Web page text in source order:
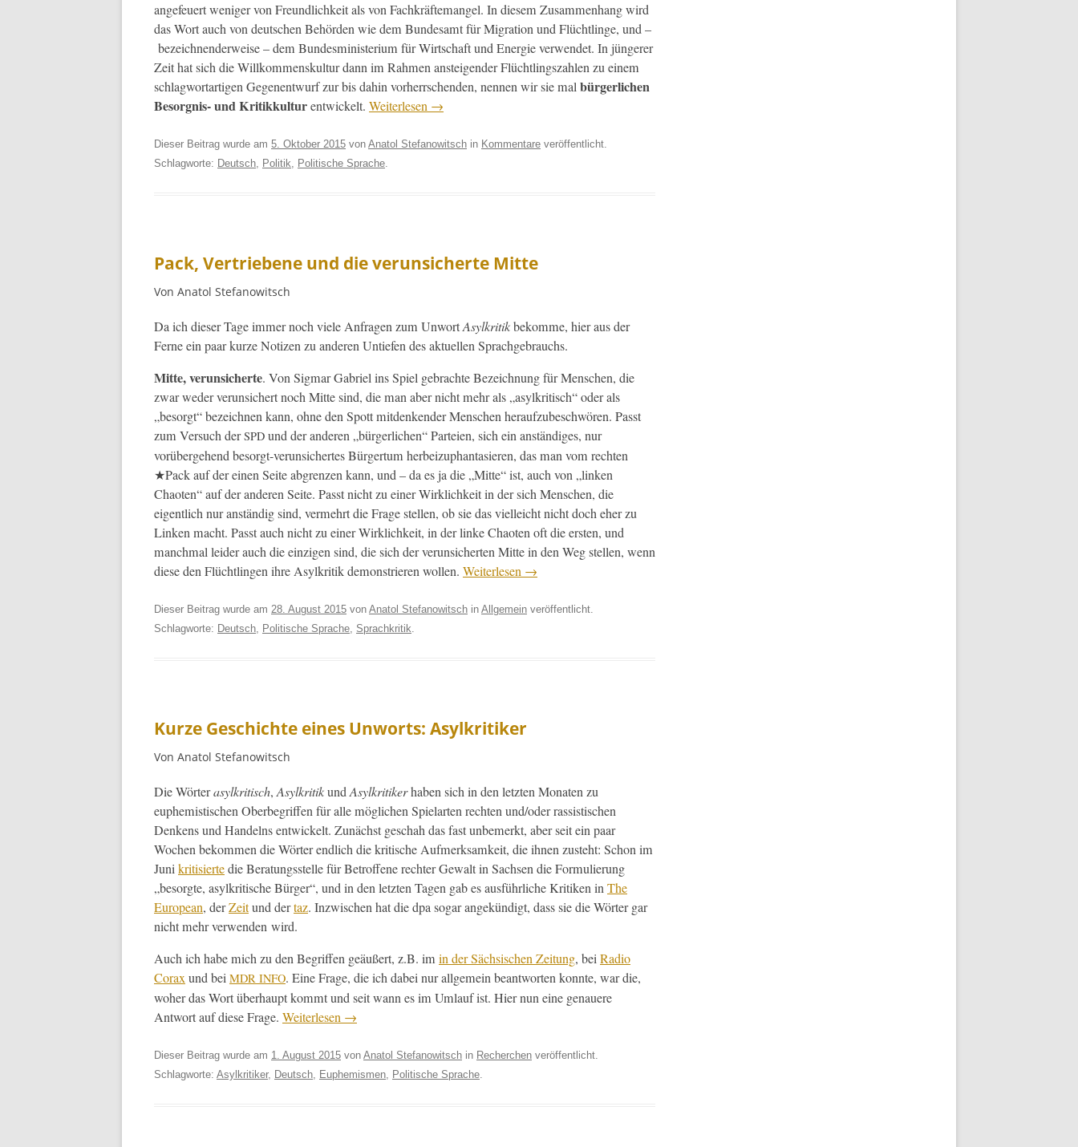
ange­feuert weniger von Fre­undlichkeit als von Fachkräfte­man­gel. In diesem Zusam­men­hang wird
das Wort auch von deutschen Behör­den wie dem Bun­de­samt für Migra­tion und Flüchtlinge, und –
beze­ich­nen­der­weise – dem Bun­desmin­is­teri­um für Wirtschaft und Energie ver­wen­det. In jün­ger­er
Zeit hat sich die Willkom­men­skul­tur dann im Rah­men ansteigen­der Flüchtlingszahlen zu einem
schlag­wor­tar­ti­gen Gege­nen­twurf zur bis dahin vorherrschen­den, nen­nen wir sie malbürg­er­lichen
Besorg­nis- und Kri­tikkul­turentwick­elt. Weit­er­lesen →
Dieser Beitrag wurde am 5. Oktober 2015 von Anatol Stefanowitsch in Kommentare veröffentlicht.
Schlagworte: Deutsch, Politik, Politische Sprache.
Pack, Vertriebene und die verunsicherte Mitte
Von Anatol Stefanowitsch
Da ich dieser Tage immer noch viele Anfra­gen zum UnwortAsylkri­tikbekomme, hier aus der
Ferne ein paar kurze Noti­zen zu anderen Untiefen des aktuellen Sprachgebrauchs.
Mitte, verun­sicherte. Von Sig­mar Gabriel ins Spiel gebrachte Beze­ich­nung für Men­schen, die
zwar wed­er verun­sichert noch Mitte sind, die man aber nicht mehr als „asylkri­tisch“ oder als
„besorgt“ beze­ich­nen kann, ohne den Spott mit­denk­ender Men­schen her­aufzubeschwören. Passt
zum Ver­such derSPD und der anderen „bürg­er­lichen“ Parteien, sich ein anständi­ges, nur
vorüberge­hend besorgt-verun­sichertes Bürg­er­tum her­beizuphan­tasieren, das man vom recht­en
★Pack auf der einen Seite abgren­zen kann, und – da es ja die „Mitte“ ist, auch von „linken
Chaoten“ auf der anderen Seite. Passt nicht zu ein­er Wirk­lichkeit in der sich Men­schen, die
eigentlich nur anständig sind, ver­mehrt die Frage stellen, ob sie das vielle­icht nicht doch eher zu
Linken macht. Passt auch nicht zu ein­er Wirk­lichkeit, in der linke Chaoten oft die ersten, und
manch­mal lei­der auch die einzi­gen sind, die sich der verun­sicherten Mitte in den Weg stellen, wenn
diese den Flüchtlin­gen ihre Asylkri­tik demon­stri­eren wollen. Weit­er­lesen →
Dieser Beitrag wurde am 28. August 2015 von Anatol Stefanowitsch in Allgemein veröffentlicht.
Schlagworte: Deutsch, Politische Sprache, Sprachkritik.
Kurze Geschichte eines Unworts: Asylkritiker
Von Anatol Stefanowitsch
Die Wörterasylkri­tisch,Asylkri­tikundAsylkri­tik­erhaben sich in den let­zten Monat­en zu
euphemistis­chen Ober­be­grif­f­en für alle möglichen Spielarten recht­en und/oder ras­sis­tis­chen
Denkens und Han­delns entwick­elt. Zunächst geschah das fast unbe­merkt, aber seit ein paar
Wochen bekom­men die Wörter endlich die kri­tis­che Aufmerk­samkeit, die ihnen zuste­ht: Schon im
Junikri­tisiertedie Beratungsstelle für Betrof­fene rechter Gewalt in Sach­sen die For­mulierung
„besorgte, asylkri­tis­che Bürg­er“, und in den let­zten Tagen gab es aus­führliche Kri­tiken inThe
Euro­pean, derZeitund dertaz. Inzwis­chen hat die dpa sog­ar angekündigt, dass sie die Wörter gar
nicht mehr ver­wen­den wird.
Auch ich habe mich zu den Begrif­f­en geäußert, z.B. im in der Säch­sis­chen Zeitung, beiRadio
Coraxund bei MDR INFO. Eine Frage, die ich dabei nur all­ge­mein beant­worten kon­nte, war die,
woher das Wort über­haupt kommt und seit wann es im Umlauf ist. Hier nun eine genauere
Antwort auf diese Frage. Weit­er­lesen →
Dieser Beitrag wurde am 1. August 2015 von Anatol Stefanowitsch in Recherchen veröffentlicht.
Schlagworte: Asylkritiker, Deutsch, Euphemismen, Politische Sprache.